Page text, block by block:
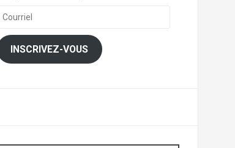
Courriel
INSCRIVEZ-VOUS